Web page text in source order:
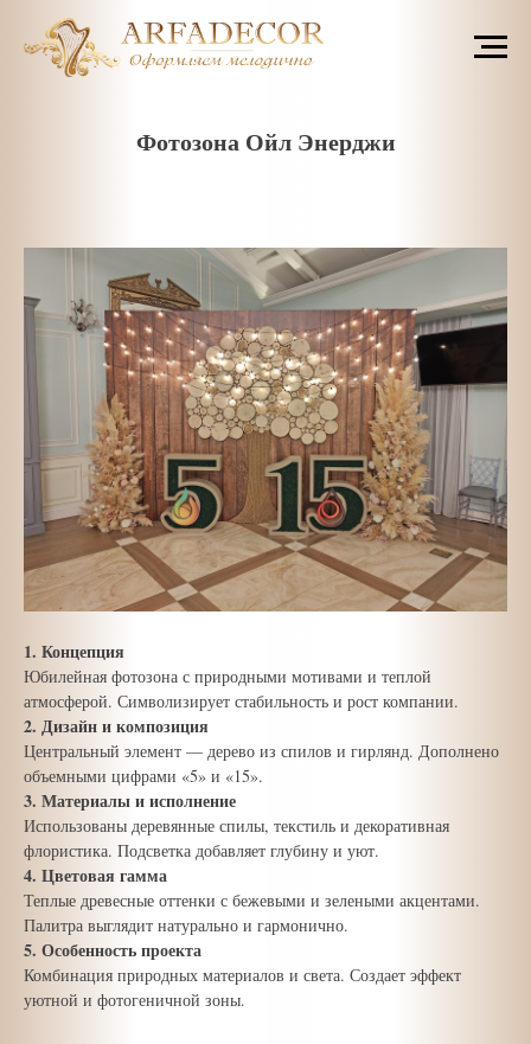
Фотозона Ойл Энерджи
1. Концепция
Юбилейная фотозона с природными мотивами и теплой
атмосферой. Символизирует стабильность и рост компании.
2. Дизайн и композиция
Центральный элемент — дерево из спилов и гирлянд. Дополнено
объемными цифрами «5» и «15».
3. Материалы и исполнение
Использованы деревянные спилы, текстиль и декоративная
флористика. Подсветка добавляет глубину и уют.
4. Цветовая гамма
Теплые древесные оттенки с бежевыми и зелеными акцентами.
Палитра выглядит натурально и гармонично.
5. Особенность проекта
Комбинация природных материалов и света. Создает эффект
уютной и фотогеничной зоны.